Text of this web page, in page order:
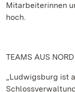
Mitarbeiterinnen
hoch.
TEAMS AUS
„Ludwigsburg ist